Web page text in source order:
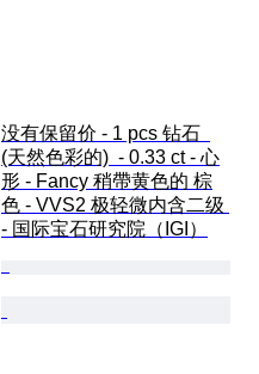
没有保留价 - 1 pcs 钻石
(天然色彩的)  - 0.33 ct - 心
形 - Fancy 稍帶黄色的 棕
色 - VVS2 极轻微内含二级
- 国际宝石研究院（IGI）